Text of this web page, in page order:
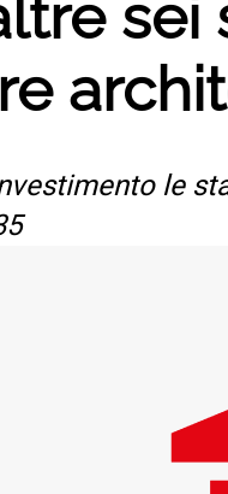
sei
le